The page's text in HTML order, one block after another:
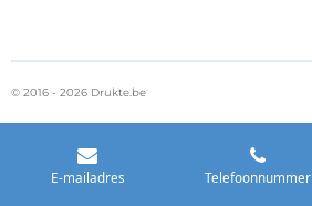
© 2016 - 2026 Drukte.be
E-mailadres Telefoonnummer